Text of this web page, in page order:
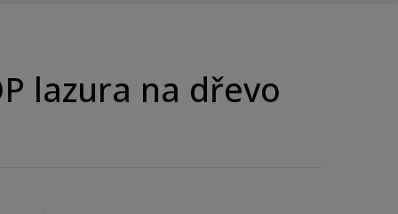
n
n
lazura na dřevo